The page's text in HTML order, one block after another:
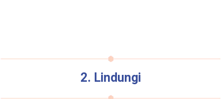
2. Lindungi